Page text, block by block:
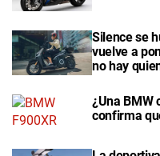
Silence se
vuelve a
no hay
¿Una BMW
confirma